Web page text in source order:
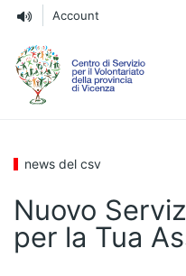
Account
news del csv
Nuovo
per la Tua